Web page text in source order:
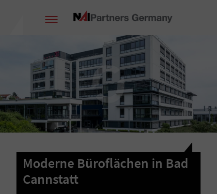
Moderne Büroflächen in Bad
Cannstatt